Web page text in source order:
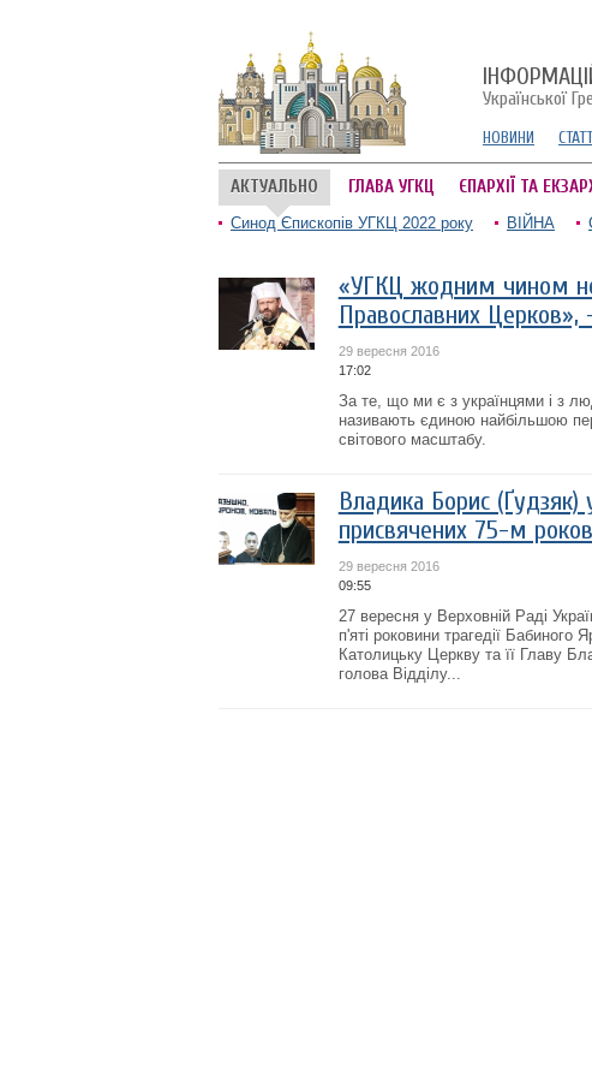
Української
НОВИНИ
АКТУАЛЬНО ГЛАВА УГКЦ ЄПАРХІЇ ТА
Синод Єпископів УГКЦ 2022 року ВІЙНА
«УГКЦ жодним чином не
Православних
29 вересня 2016
17:02
За те, що ми є з українцями і з
називають єдиною найбільшою
світового масштабу.
Владика Борис (Ґудзяк)
присвячених 75-м
29 вересня 2016
09:55
27 вересня у Верховній Раді
п'яті роковини трагедії Бабиного
Католицьку Церкву та її Главу
голова Відділу...